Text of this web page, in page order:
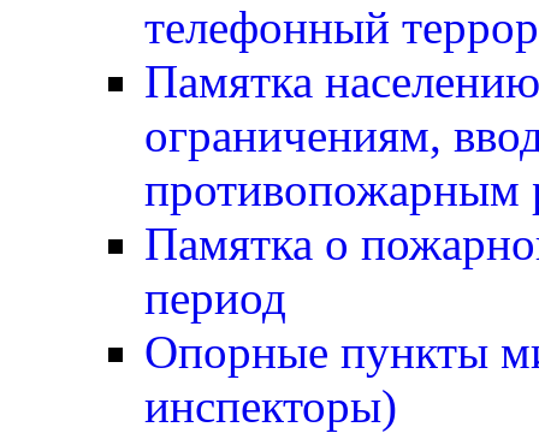
телефонный
Памятка
ограничениям,
Памятка о
период
Опорные пункты
инспекторы)